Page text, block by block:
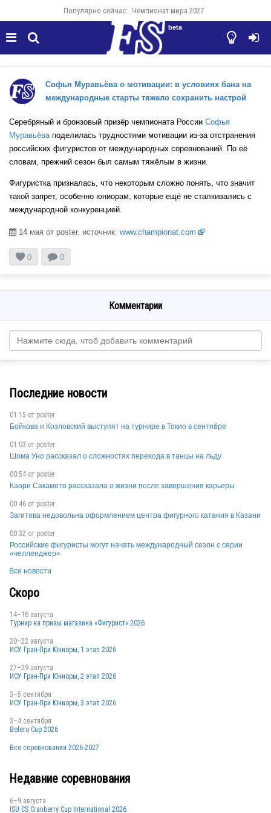
Популярно сейчас: Чемпионат мира 2027
  

beta
Софья Муравьёва о мотивации: в условиях бана на
международные старты тяжело сохранить настрой
Серебряный и бронзовый призёр чемпионата России Софья
Муравьёваподелилась трудностями мотивации из-за отстранения
российских фигуристов от международных соревнований. По её
словам, прежний сезон был самым тяжёлым в жизни.
Фигуристка призналась, что некоторым сложно понять, что значит
такой запрет, особенно юниорам, которые ещё не сталкивались с
международной конкуренцией.
 14 мая от poster, источник: www.championat.com
0  0
Комментарии
Последние новости
01:15 от poster
Бойкова и Козловский выступят на турнире в Токио в сентябре
01:03 от poster
Шома Уно рассказал о сложностях перехода в танцы на льду
00:54 от poster
Каори Сакамото рассказала о жизни после завершения карьеры
00:46 от poster
Загитова недовольна оформлением центра фигурного катания в Казани
00:32 от poster
Российские фигуристы могут начать международный сезон с серии
«челленджер»
Все новости
Скоро
14–16 августа
Турнир на призы магазина «Фигурист» 2026
20–22 августа
ИСУ Гран-При Юниоры, 1 этап 2026
27–29 августа
ИСУ Гран-При Юниоры, 2 этап 2026
3–5 сентября
ИСУ Гран-При Юниоры, 3 этап 2026
3–4 сентября
Bolero Cup 2026
Все соревнования 2026-2027
Недавние соревнования
6–9 августа
ISU CS Cranberry Cup International 2026